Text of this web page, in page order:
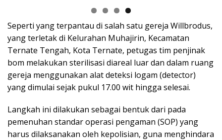
Seperti yang terpantau di salah satu gereja Willbrodus,
yang terletak di Kelurahan Muhajirin, Kecamatan
Ternate Tengah, Kota Ternate, petugas tim penjinak
bom melakukan sterilisasi diareal luar dan dalam ruang
gereja menggunakan alat deteksi logam (detector)
yang dimulai sejak pukul 17.00 wit hingga selesai.
Langkah ini dilakukan sebagai bentuk dari pada
pemenuhan standar operasi pengaman (SOP) yang
harus dilaksanakan oleh kepolisian, guna menghindara